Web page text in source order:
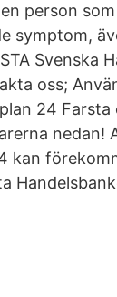
person
symptom,
Svenska
oss;
24
nedan!
kan